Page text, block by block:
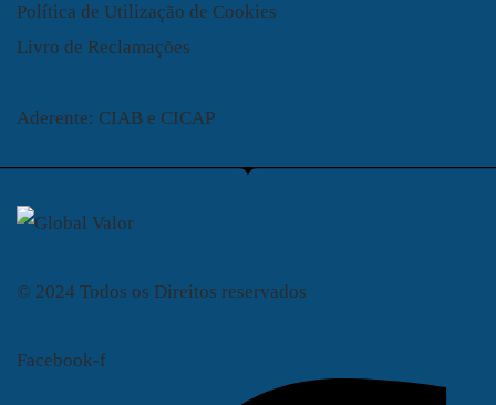
Política de Utilização de Cookies
Livro de Reclamações
Aderente: CIAB e CICAP
© 2024 Todos os Direitos reservados
Facebook-f